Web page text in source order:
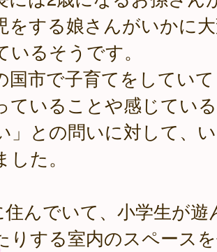
をする娘さんがいかに
いるそうです。
国市で子育てをしてい
ていることや感じてい
」との問いに対して、
た。
んでいて、小学生が遊
りする室内のスペース